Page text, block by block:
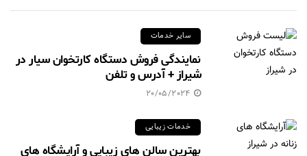
سایر خدمات
نمایندگی فروش دستگاه کارتخوان سیار در
شیراز + آدرس و تلفن
20/05/2024
خدمات زیبایی
بهترین سالن های زیبایی و آرایشگاه های